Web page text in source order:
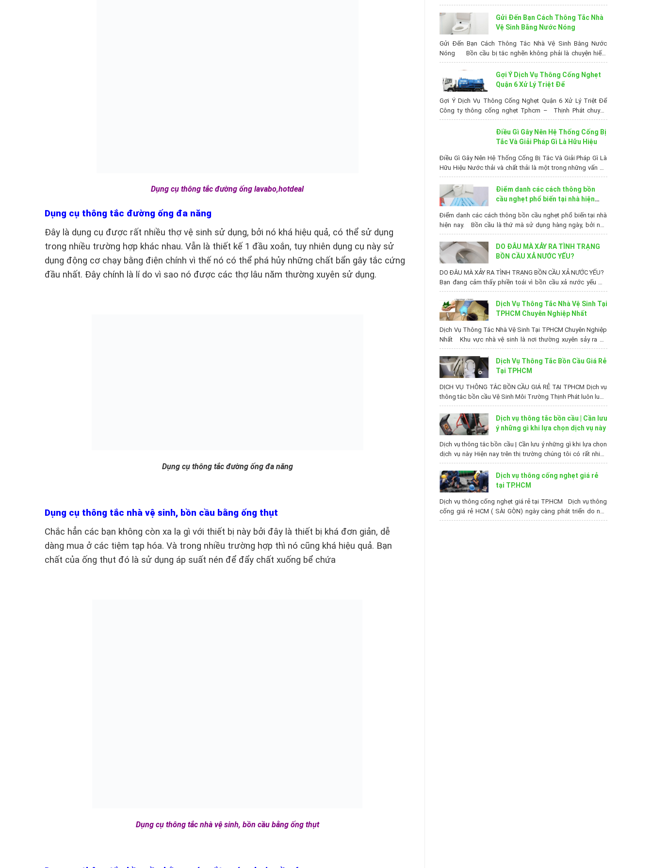
Dụng cụ thông tắc đường ống lavabo,hotdeal
Dụng cụ thông tắc đường ống đa năng
Đây là dụng cụ được rất nhiều thợ vệ sinh sử dụng, bởi nó khá hiệu quả, có thể sử dụng
trong nhiều trường hợp khác nhau. Vẫn là thiết kế 1 đầu xoắn, tuy nhiên dụng cụ này sử
dụng động cơ chạy bằng điện chính vì thế nó có thể phá hủy những chất bẩn gây tắc cứng
đầu nhất. Đây chính là lí do vì sao nó được các thợ lâu năm thường xuyên sử dụng.
Dụng cụ thông tắc đường ống đa năng
Dụng cụ thông tắc nhà vệ sinh, bồn cầu bằng ống thụt
Chắc hẳn các bạn không còn xa lạ gì với thiết bị này bởi đây là thiết bị khá đơn giản, dễ
dàng mua ở các tiệm tạp hóa. Và trong nhiều trường hợp thì nó cũng khá hiệu quả. Bạn
chất của ống thụt đó là sử dụng áp suất nén để đẩy chất xuống bể chứa
Dụng cụ thông tắc nhà vệ sinh, bồn cầu bằng ống thụt
luôn là nỗi ám ảnh của nhiều người vì nó làm ảnh hưởng đến
sinh hoạt hằng ngày của gia đình bạn. Vì vậy bạn phải tìm ra
giải...
Gửi Đến Bạn Cách Thông Tắc Nhà
Vệ Sinh Bằng Nước Nóng
Gửi Đến Bạn Cách Thông Tắc Nhà Vệ Sinh Bằng Nước
Nóng Bồn cầu bị tắc nghẽn không phải là chuyện hiếm
gặp mà có thể là gặp thường xuyên ở các hộ gia đình, hệ
thống nhà vệ sinh ở các công ty, xí nghiệp,…Những lúc như
thế này, bạn cần phải có cách...
Gợi Ý Dịch Vụ Thông Cống Nghẹt
Quận 6 Xử Lý Triệt Để
Gợi Ý Dịch Vụ Thông Cống Nghẹt Quận 6 Xử Lý Triệt Để
Công ty thông cống nghẹt Tphcm – Thịnh Phát chuyên
cung cấp các dịch vụ tại Quận 6 như: thông cống nghẹt
quận 6, hút hầm cầu quận 6, thông tắc bồn cầu, nạo vét hố
ga, xây hầm cầu tự hoại, sửa chữa nâng cấp...
Điều Gì Gây Nên Hệ Thống Cống Bị
Tắc Và Giải Pháp Gì Là Hữu Hiệu
Điều Gì Gây Nên Hệ Thống Cống Bị Tắc Và Giải Pháp Gì Là
Hữu Hiệu Nước thải và chất thải là một trong những vấn đề
đáng quan tâm hiện nay tại các thành phố lớn, nơi có mật
độ dân cư đông đúc. Bạn nghĩ sao khi hệ thống cống bị tắc
ngầm,...
Điểm danh các cách thông bồn
cầu nghẹt phổ biến tại nhà hiện
Điểm danh các cách thông bồn cầu nghẹt phổ biến tại nhà
hiện nay. Bồn cầu là thứ mà sử dụng hàng ngày, bởi nếu
chúng bị tắc. Sẽ gây ra hậu quả khá nặng nề. Chưa kể lại
còn khiến người sử dụng khó chịu, bực bội nữa chứ. Vậy
cách thông bồn...
DO ĐÂU MÀ XẢY RA TÌNH TRẠNG
BỒN CẦU XẢ NƯỚC YẾU?
DO ĐÂU MÀ XẢY RA TÌNH TRẠNG BỒN CẦU XẢ NƯỚC YẾU?
Bạn đang cảm thấy phiền toái vì bồn cầu xả nước yếu mà
chưa rõ nguyên nhân của nó. Hãy cùng chúng tôi tìm hiểu cụ
thể nhé! >>CÁCH KHẮC PHỤC HẦM CẦU KHÔNG RÚT
NƯỚC TẠI NHÀ >>Cách Xử Lý Bồn Cầu...
Dịch Vụ Thông Tắc Nhà Vệ Sinh Tại
TPHCM Chuyên Nghiệp Nhất
Dịch Vụ Thông Tắc Nhà Vệ Sinh Tại TPHCM Chuyên Nghiệp
Nhất Khu vực nhà vệ sinh là nơi thường xuyên sảy ra sự
cố không mong muốn, nơi chúng ta sử dụng chúng hàng
ngày, hàng giờ, nếu chúng không thể hoạt động thì quả là
rắc rối lớn. Nhà vệ sinh không được vệ...
Dịch Vụ Thông Tắc Bồn Cầu Giá Rẻ
Tại TPHCM
DỊCH VỤ THÔNG TẮC BỒN CẦU GIÁ RẺ TẠI TPHCM Dịch vụ
thông tắc bồn cầu Vệ Sinh Môi Trường Thịnh Phát luôn luôn
đề cao về vấn đề chất lượng cũng như uy tín, chuyên nghiệp
trong công việc, với chi phí hợp lý, đến với chúng tôi Quý
khách hàng sẽ không phải than phiền về...
Dịch vụ thông tắc bồn cầu | Cần lưu
ý những gì khi lựa chọn dịch vụ này
Dịch vụ thông tắc bồn cầu | Cần lưu ý những gì khi lựa chọn
dịch vụ này Hiện nay trên thị trường chúng tôi có rất nhiều
dịch vụ thông tắc bồn cầu khác nhau. Cùng với đó mỗi đơn
vị lại có cách thức làm việc và loại hình dịch vụ khác nhau....
Dịch vụ thông cống nghẹt giá rẻ
tại TP.HCM
Dịch vụ thông cống nghẹt giá rẻ tại TP.HCM Dịch vụ thông
cống giá rẻ HCM ( SÀI GÒN) ngày càng phát triển do nhu
cầu thông cống nghẹt thông cầu nghẹt ngày càng gia tăng.